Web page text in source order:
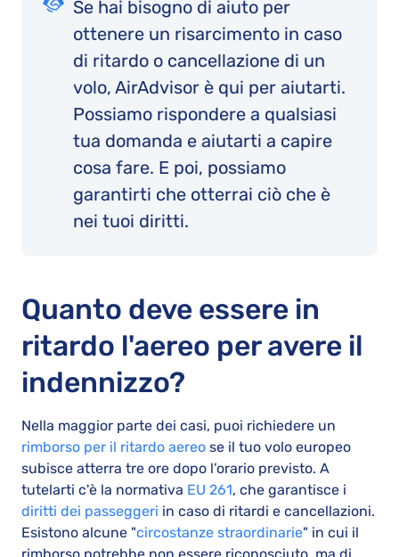
Se hai bisogno di aiuto per
ottenere un risarcimento in caso
di ritardo o cancellazione di un
volo, AirAdvisor è qui per aiutarti.
Possiamo rispondere a qualsiasi
tua domanda e aiutarti a capire
cosa fare. E poi, possiamo
garantirti che otterrai ciò che è
nei tuoi diritti.
Quanto deve essere in
ritardo l'aereo per avere il
indennizzo?
Nella maggior parte dei casi, puoi richiedere un
rimborso per il ritardo aereo se il tuo volo europeo
subisce atterra tre ore dopo l’orario previsto. A
tutelarti c'è la normativa EU 261, che garantisce i
diritti dei passeggeri in caso di ritardi e cancellazioni.
Esistono alcune "circostanze straordinarie" in cui il